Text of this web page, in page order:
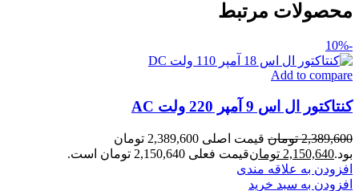
محصولات مرتبط
-10%
Add to compare
کنتاکتور ال اس 9 آمپر 220 ولت AC
2,389,600 تومان
قیمت اصلی 2,389,600 تومان
بود.2,150,640 تومانقیمت فعلی 2,150,640 تومان است.
افزودن به علاقه مندی
افزودن به سبد خرید